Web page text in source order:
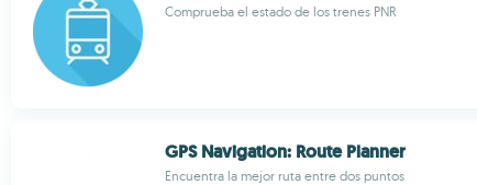
Comprueba el estado de los trenes PNR
GPS Navigation: Route Planner
Encuentra la mejor ruta entre dos puntos